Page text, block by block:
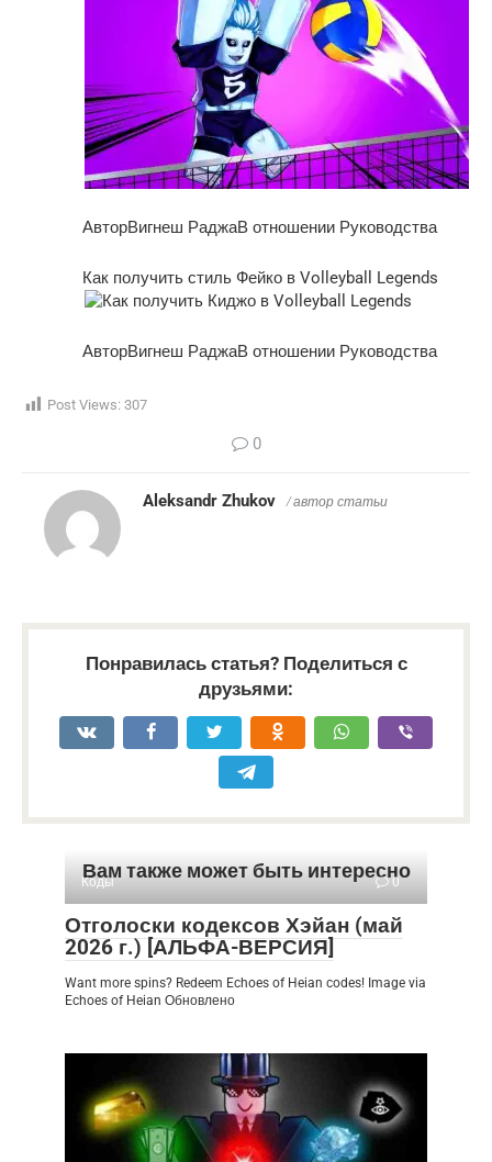
АвторВигнеш РаджаВ отношении Руководства
Как получить стиль Фейко в Volleyball Legends
АвторВигнеш РаджаВ отношении Руководства
Post Views: 307
0
Aleksandr Zhukov / автор статьи
Понравилась статья? Поделиться с
друзьями:
Вам также может быть интересно
Коды 0
Отголоски кодексов Хэйан (май
2026 г.) [АЛЬФА-ВЕРСИЯ]
Want more spins? Redeem Echoes of Heian codes! Image via
Echoes of Heian Обновлено